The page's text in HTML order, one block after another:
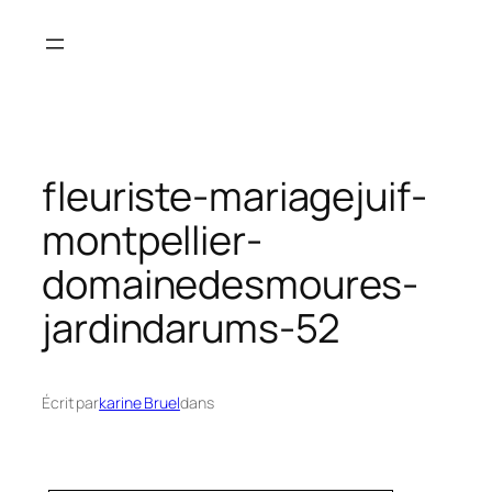
fleuriste-mariagejuif-
montpellier-
domainedesmoures-
jardindarums-52
Écrit parkarine Brueldans